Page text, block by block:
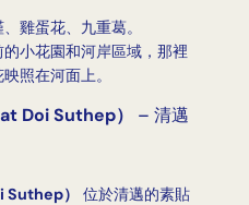
雞蛋花、九重葛。
小花園和河岸區域，那裡
照在河面上。
Doi Suthep） – 清邁
）
位於清邁的素貼